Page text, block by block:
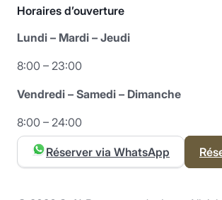
Horaires d’ouverture
Lundi – Mardi – Jeudi
8:00 – 23:00
Vendredi – Samedi – Dimanche
8:00 – 24:00
Réserver via WhatsApp